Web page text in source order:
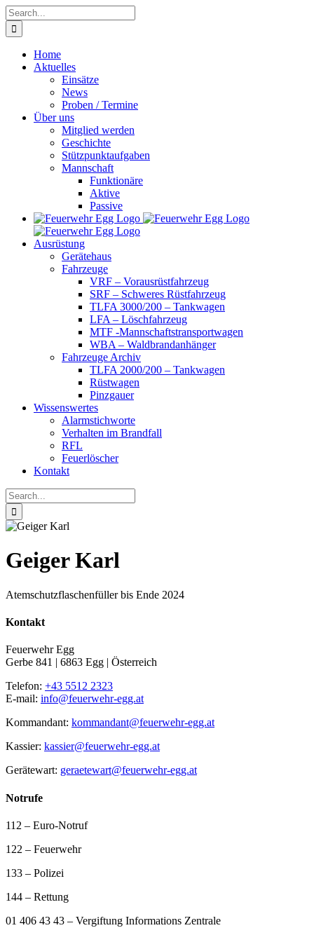
Skip
to
content
Search
for:
Home
Aktuelles
Einsätze
News
Proben / Termine
Über uns
Mitglied werden
Geschichte
Stützpunktaufgaben
Mannschaft
Funktionäre
Aktive
Passive
Ausrüstung
Gerätehaus
Fahrzeuge
VRF – Vorausrüstfahrzeug
SRF – Schweres Rüstfahrzeug
TLFA 3000/200 – Tankwagen
LFA – Löschfahrzeug
MTF -Mannschaftstransportwagen
WBA – Waldbrandanhänger
Fahrzeuge Archiv
TLFA 2000/200 – Tankwagen
Rüstwagen
Pinzgauer
Wissenswertes
Alarmstichworte
Verhalten im Brandfall
RFL
Feuerlöscher
Kontakt
Search
for:
Geiger Karl
Atemschutzflaschenfüller bis Ende 2024
Kontakt
Feuerwehr Egg
Gerbe 841 | 6863 Egg | Österreich
Telefon: +43 5512 2323
E-mail: info@feuerwehr-egg.at
Kommandant: kommandant@feuerwehr-egg.at
Kassier: kassier@feuerwehr-egg.at
Gerätewart: geraetewart@feuerwehr-egg.at
Notrufe
112 – Euro-Notruf
122 – Feuerwehr
133 – Polizei
144 – Rettung
01 406 43 43 – Vergiftung Informations Zentrale